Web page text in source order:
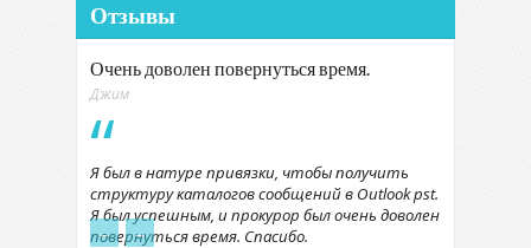
Отзывы
Очень доволен повернуться время.
Джим
Я был в натуре привязки, чтобы получить
структуру каталогов сообщений в Outlook pst.
Я был успешным, и прокурор был очень доволен
повернуться время. Спасибо.
← →